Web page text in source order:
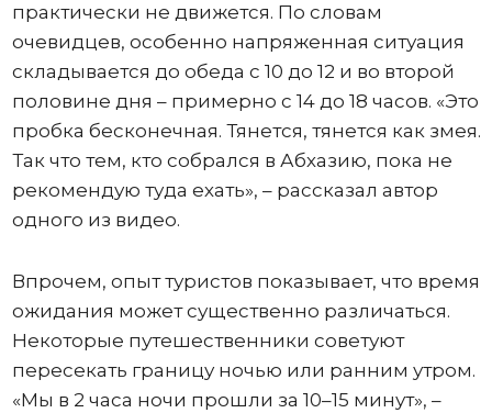
практически не движется. По словам
очевидцев, особенно напряженная ситуация
складывается до обеда с 10 до 12 и во второй
половине дня – примерно с 14 до 18 часов. «Это
пробка бесконечная. Тянется, тянется как змея.
Так что тем, кто собрался в Абхазию, пока не
рекомендую туда ехать», – рассказал автор
одного из видео.
Впрочем, опыт туристов показывает, что время
ожидания может существенно различаться.
Некоторые путешественники советуют
пересекать границу ночью или ранним утром.
«Мы в 2 часа ночи прошли за 10–15 минут», –